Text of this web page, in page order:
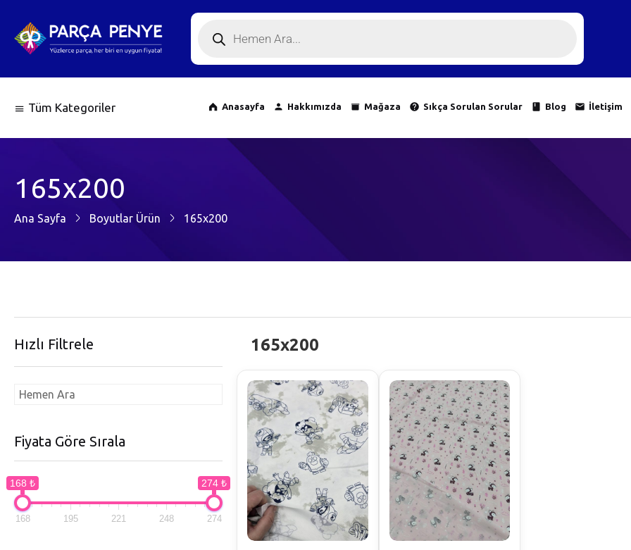
Tüm Kategoriler Anasayfa Hakkımızda Mağaza Sıkça Sorulan Sorular Blog İletişim
165x200
Ana Sayfa Boyutlar Ürün 165x200
Hızlı Filtrele
Fiyata Göre Sırala
168 ₺ 274 ₺
168 195 221 248 274
165x200